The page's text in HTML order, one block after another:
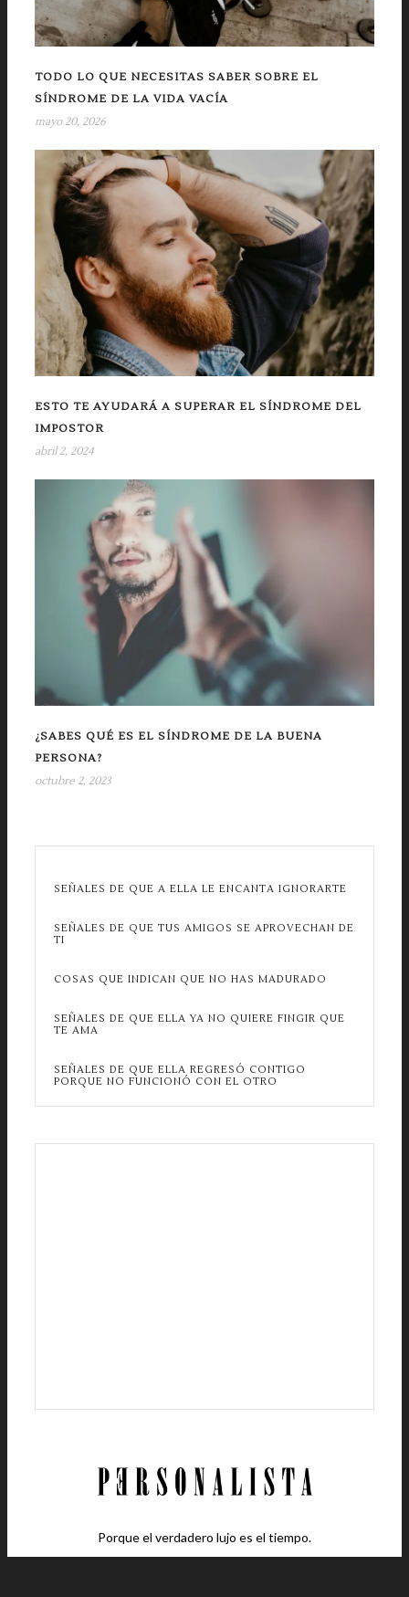
TODO LO QUE NECESITAS SABER SOBRE EL
SÍNDROME DE LA VIDA VACÍA
mayo 20, 2026
ESTO TE AYUDARÁ A SUPERAR EL SÍNDROME DEL
IMPOSTOR
abril 2, 2024
¿SABES QUÉ ES EL SÍNDROME DE LA BUENA
PERSONA?
octubre 2, 2023
SEÑALES DE QUE A ELLA LE ENCANTA IGNORARTE
SEÑALES DE QUE TUS AMIGOS SE APROVECHAN DE
TI
COSAS QUE INDICAN QUE NO HAS MADURADO
SEÑALES DE QUE ELLA YA NO QUIERE FINGIR QUE
TE AMA
SEÑALES DE QUE ELLA REGRESÓ CONTIGO
PORQUE NO FUNCIONÓ CON EL OTRO
Porque el verdadero lujo es el tiempo.